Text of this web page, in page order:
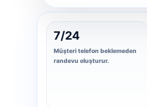
7/24
Müşteri telefon beklemeden
randevu oluşturur.